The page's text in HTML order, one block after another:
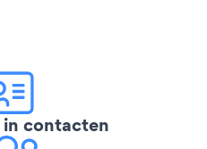
in contacten